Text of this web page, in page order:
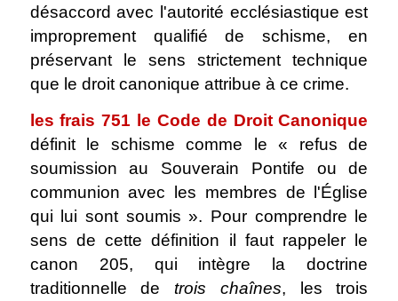
désaccord avec l'autorité ecclésiastique est
improprement qualifié de schisme, en
préservant le sens strictement technique
que le droit canonique attribue à ce crime.
les frais 751 le Code de Droit Canonique
définit le schisme comme le « refus de
soumission au Souverain Pontife ou de
communion avec les membres de l'Église
qui lui sont soumis ». Pour comprendre le
sens de cette définition il faut rappeler le
canon 205, qui intègre la doctrine
traditionnelle detrois chaînes, les trois